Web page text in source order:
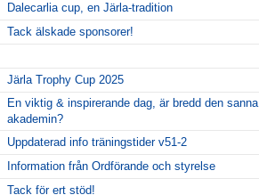
Dalecarlia cup, en Järla-tradition
Tack älskade sponsorer!
Järla Trophy Cup 2025
En viktig & inspirerande dag, är bredd den sanna
akademin?
Uppdaterad info träningstider v51-2
Information från Ordförande och styrelse
Tack för ert stöd!